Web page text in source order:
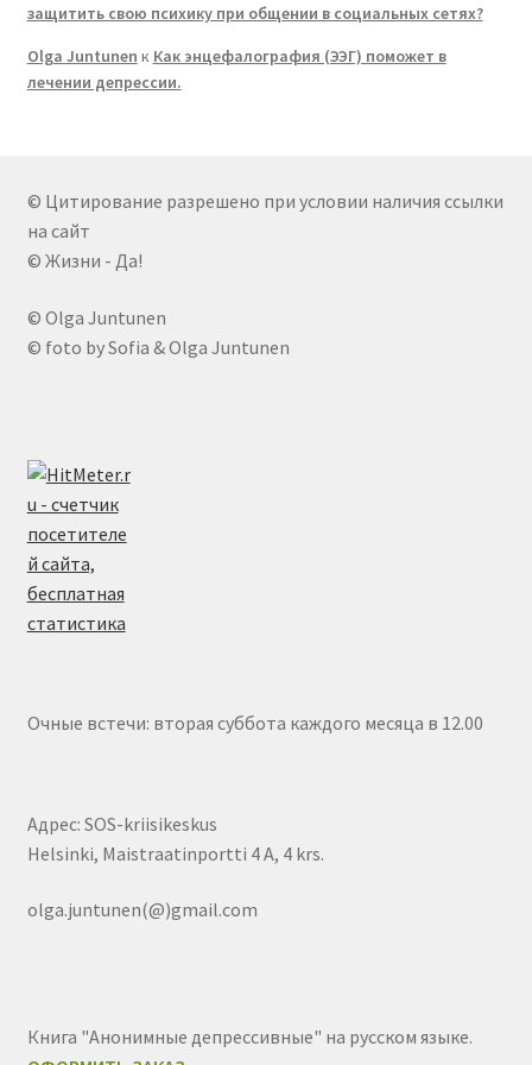
защитить свою психику при общении в социальных сетях?
Olga Juntunen к Как энцефалография (ЭЭГ) поможет в
лечении депрессии.
© Цитирование разрешено при условии наличия ссылки
на сайт
© Жизни - Да!
© Olga Juntunen
© foto by Sofia & Olga Juntunen
Очные встечи: вторая суббота каждого месяца в 12.00
Адрес: SOS-kriisikeskus
Helsinki, Maistraatinportti 4 A, 4 krs.
olga.juntunen(@)gmail.com
Книга "Анонимные депрессивные" на русском языке.